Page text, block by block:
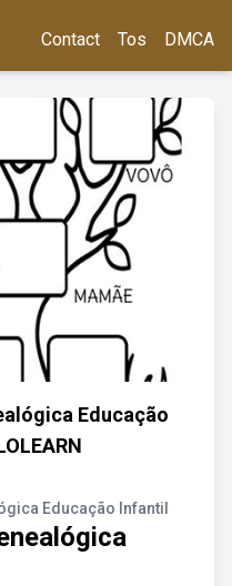
Contact Tos DMCA
Educação
Educação Infantil